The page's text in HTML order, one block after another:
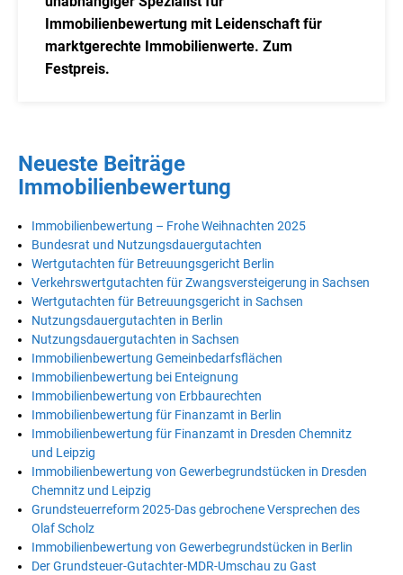
Immobilienbewertung mit Leidenschaft für
marktgerechte Immobilienwerte. Zum
Festpreis.
Neueste Beiträge
Immobilienbewertung
Immobilienbewertung – Frohe Weihnachten 2025
Bundesrat und Nutzungsdauergutachten
Wertgutachten für Betreuungsgericht Berlin
Verkehrswertgutachten für Zwangsversteigerung in Sachsen
Wertgutachten für Betreuungsgericht in Sachsen
Nutzungsdauergutachten in Berlin
Nutzungsdauergutachten in Sachsen
Immobilienbewertung Gemeinbedarfsflächen
Immobilienbewertung bei Enteignung
Immobilienbewertung von Erbbaurechten
Immobilienbewertung für Finanzamt in Berlin
Immobilienbewertung für Finanzamt in Dresden Chemnitz
und Leipzig
Immobilienbewertung von Gewerbegrundstücken in Dresden
Chemnitz und Leipzig
Grundsteuerreform 2025-Das gebrochene Versprechen des
Olaf Scholz
Immobilienbewertung von Gewerbegrundstücken in Berlin
Der Grundsteuer-Gutachter-MDR-Umschau zu Gast